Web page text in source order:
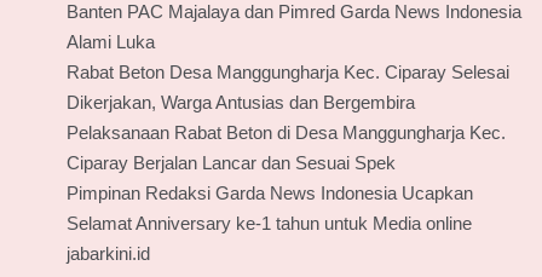
Banten PAC Majalaya dan Pimred Garda News Indonesia
Alami Luka
Rabat Beton Desa Manggungharja Kec. Ciparay Selesai
Dikerjakan, Warga Antusias dan Bergembira
Pelaksanaan Rabat Beton di Desa Manggungharja Kec.
Ciparay Berjalan Lancar dan Sesuai Spek
Pimpinan Redaksi Garda News Indonesia Ucapkan
Selamat Anniversary ke-1 tahun untuk Media online
jabarkini.id